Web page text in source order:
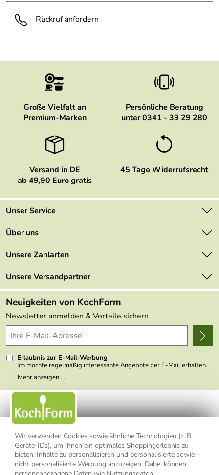
Wir verwenden Cookies sowie ähnliche Technologien (z. B.
Geräte-IDs), um Ihnen ein optimales Shoppingerlebnis zu
bieten, Inhalte zu personalisieren und personalisierte sowie
nicht personalisierte Werbung anzuzeigen. Dabei können
Rückruf anfordern
Große Vielfalt an
Premium-Marken
Persönliche Beratung
unter 0341 - 39 29 280
Versand in DE
ab 49,90 Euro gratis
45 Tage Widerrufsrecht
Unser Service
Kontakt
Mehrwertsteuerfrei
Retourenportal
FAQs
Lieferbedingungen
Delivery Terms
Kundenlogin
Über uns
Marken
Angebote
Made in Germany
Themen
Wir über uns
Presse
Unsere Zahlarten
Unsere Versandpartner
Neuigkeiten von KochForm
Newsletter anmelden & Vorteile sichern
Erlaubnis zur E-Mail-Werbung
Ich möchte regelmäßig interessante Angebote per E-Mail erhalten.
Meine E-Mail-Adresse wird nicht an andere Unternehmen
weitergegeben. Zu statistischen Zwecken wird in anonymer Form
nicht erkennbar, welche konkrete Person geklickt hat. Diese
Einwilligung zur Nutzung meiner E-Mail- Adresse für Werbezwecke
kann ich jederzeit mit Wirkung für die Zukunft widerrufen, indem ich
den Link "Abmelden" am Ende des Newsletters anklicke oder die
Option Newsletter im Mitgliederbereich deaktiviere. Die
Datenschutzerklärung
habe ich zur Kenntnis genommen.
Mehr anzeigen ...
Impressum Datenschutzerklärung
AGB